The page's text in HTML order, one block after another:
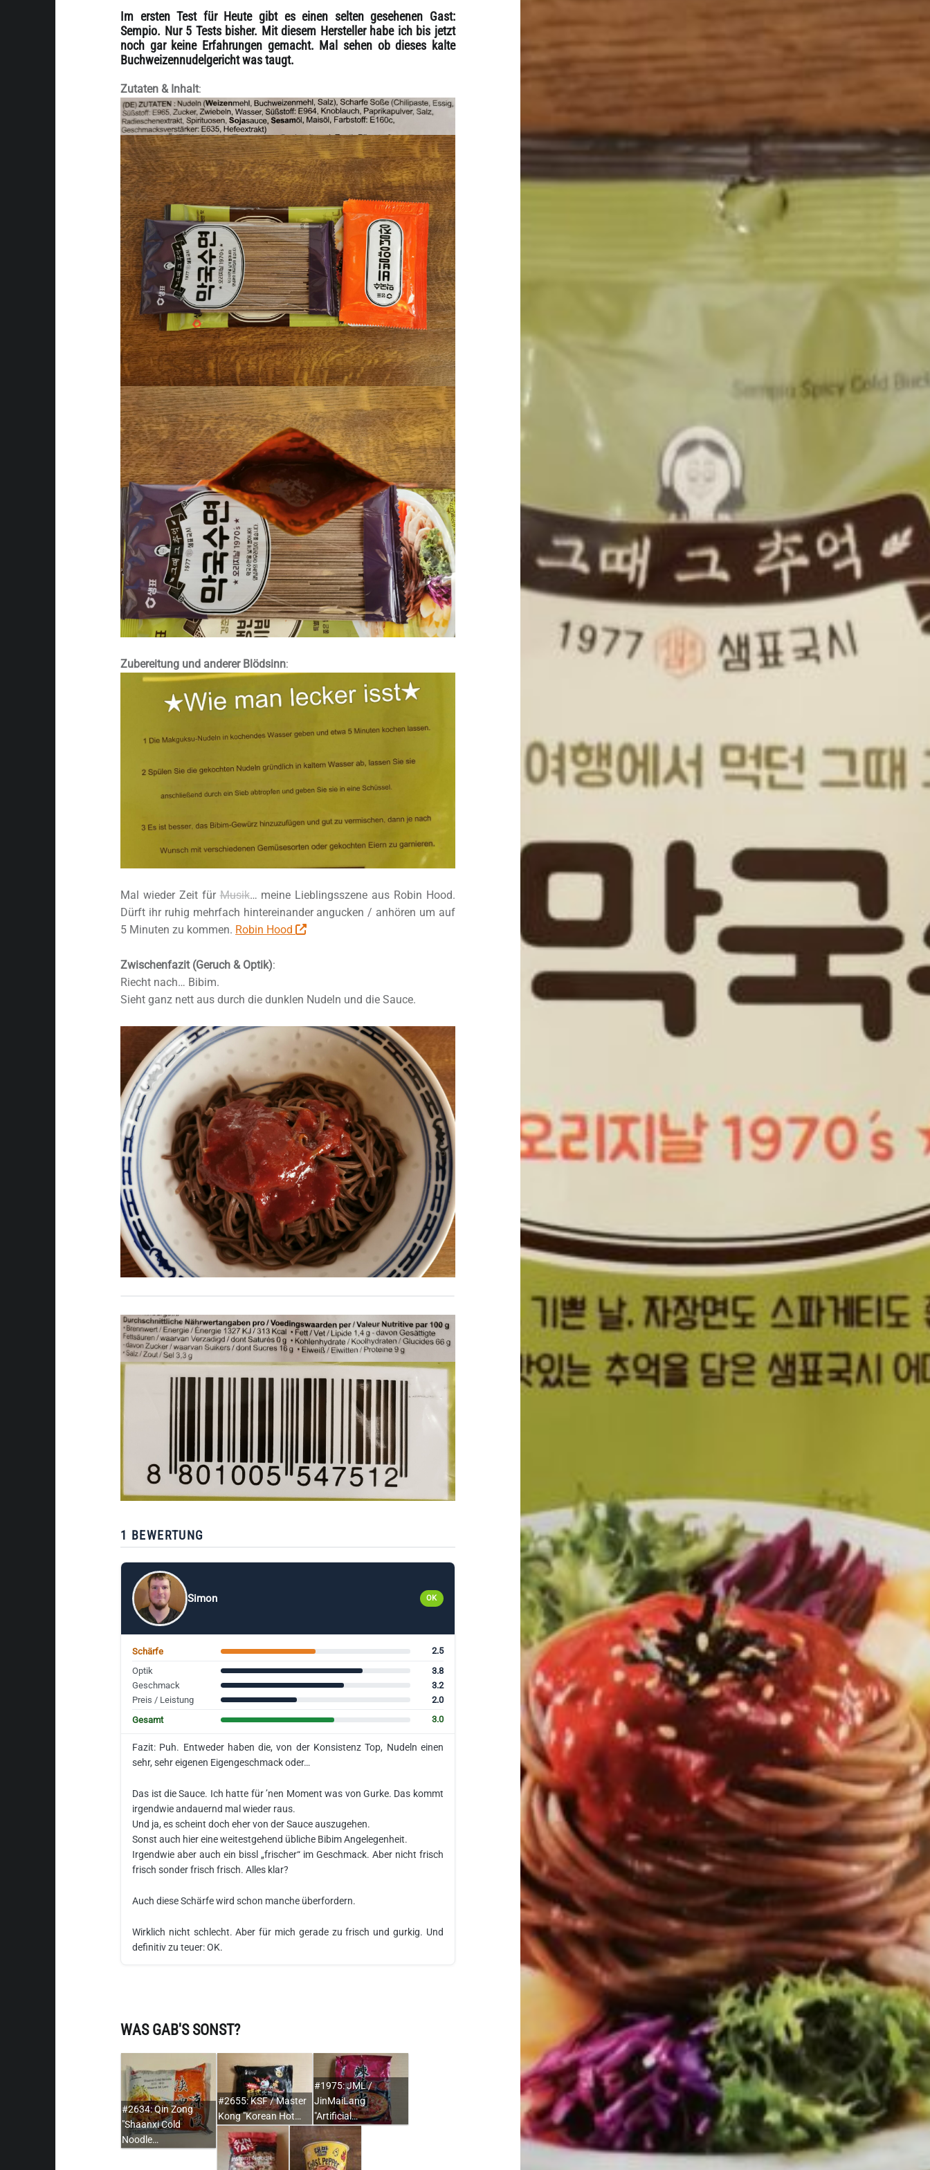
Im ersten Test für Heute gibt es einen selten gesehenen Gast:
Sempio. Nur 5 Tests bisher. Mit diesem Hersteller habe ich bis jetzt
noch gar keine Erfahrungen gemacht. Mal sehen ob dieses kalte
Buchweizennudelgericht was taugt.
Zutaten & Inhalt:
Zubereitung und anderer Blödsinn:
Mal wieder Zeit fürMusik… meine Lieblingsszene aus Robin Hood.
Dürft ihr ruhig mehrfach hintereinander angucken / anhören um auf
5 Minuten zu kommen. Robin Hood
Zwischenfazit (Geruch & Optik):
Riecht nach… Bibim.
Sieht ganz nett aus durch die dunklen Nudeln und die Sauce.
1 BEWERTUNG
Simon OK
Schärfe
2.5
Optik
3.8
Geschmack
3.2
Preis / Leistung
2.0
Gesamt
3.0
Fazit: Puh. Entweder haben die, von der Konsistenz Top, Nudeln einen
sehr, sehr eigenen Eigengeschmack oder…
Das ist die Sauce. Ich hatte für ’nen Moment was von Gurke. Das kommt
irgendwie andauernd mal wieder raus.
Und ja, es scheint doch eher von der Sauce auszugehen.
Sonst auch hier eine weitestgehend übliche Bibim Angelegenheit.
Irgendwie aber auch ein bissl „frischer“ im Geschmack. Aber nicht frisch
frisch sonder frisch frisch. Alles klar?
Auch diese Schärfe wird schon manche überfordern.
Wirklich nicht schlecht. Aber für mich gerade zu frisch und gurkig. Und
definitiv zu teuer: OK.
WAS GAB'S SONST?
#2634: Qin Zong
"Shaanxi Cold
Noodle…
#2655: KSF / Master
Kong "Korean Hot…
#1975: JML /
JinMaiLang
"Artificial…